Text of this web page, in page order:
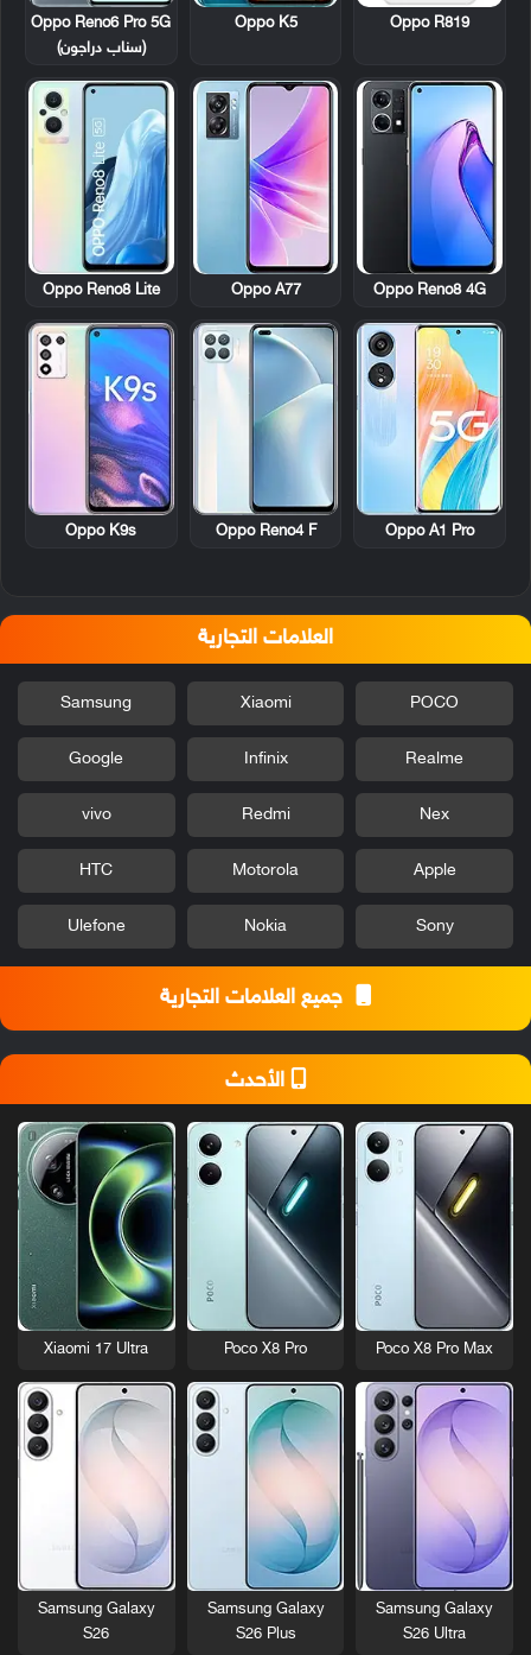
Oppo R819
Oppo K5
Oppo Reno6 Pro 5G
(سناب دراجون)
Oppo Reno8 4G
Oppo A77
Oppo Reno8 Lite
Oppo A1 Pro
Oppo Reno4 F
Oppo K9s
العلامات التجارية
POCO
Xiaomi
Samsung
Realme
Infinix
Google
Nex
Redmi
vivo
Apple
Motorola
HTC
Sony
Nokia
Ulefone
جميع العلامات التجارية
الأحدث
Poco X8 Pro Max
Poco X8 Pro
Xiaomi 17 Ultra
Samsung Galaxy
S26 Ultra
Samsung Galaxy
S26 Plus
Samsung Galaxy
S26